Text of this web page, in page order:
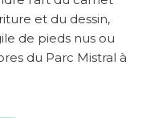
et du dessin,
de pieds nus ou
du Parc Mistral à